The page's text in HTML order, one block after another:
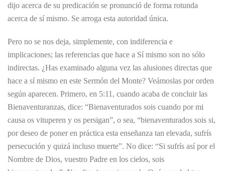
dijo acerca de su predicación se pronunció de forma rotunda
acerca de sí mismo. Se arroga esta autoridad única.
Pero no se nos deja, simplemente, con indiferencia e
implicaciones; las referencias que hace a Sí mismo son no sólo
indirectas. ¿Has examinado alguna vez las alusiones directas que
hace a sí mismo en este Sermón del Monte? Veámoslas por orden
según aparecen. Primero, en 5:11, cuando acaba de concluir las
Bienaventuranzas, dice: “Bienaventurados sois cuando por mi
causa os vituperen y os persigan”, o sea, “bienaventurados sois si,
por deseo de poner en práctica esta enseñanza tan elevada, sufrís
persecución y quizá incluso muerte”. No dice: “Si sufrís así por el
Nombre de Dios, vuestro Padre en los cielos, sois